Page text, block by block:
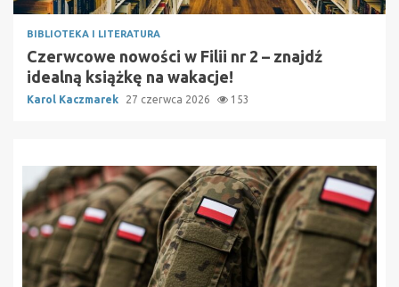
BIBLIOTEKA I LITERATURA
Czerwcowe nowości w Filii nr 2 – znajdź
idealną książkę na wakacje!
Karol Kaczmarek 27 czerwca 2026 153